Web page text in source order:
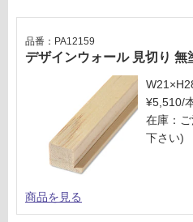
く
だ
い
対
応
し
て
い
な
デザインウォール 見切り 無
品番：PA12159
¥5,510/
在庫：
下さい)
商品を見る